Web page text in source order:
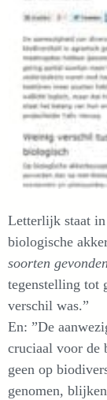
Letterlijk staat
biologische
soorten gevonden
tegenstelling tot
verschil was.”
En: ”De
cruciaal voor de
geen op
genomen,